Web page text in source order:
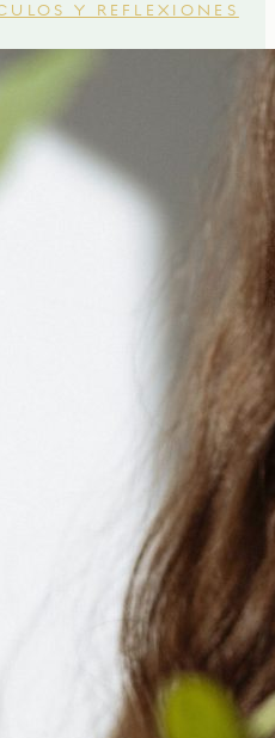
Y REFLEXIONES